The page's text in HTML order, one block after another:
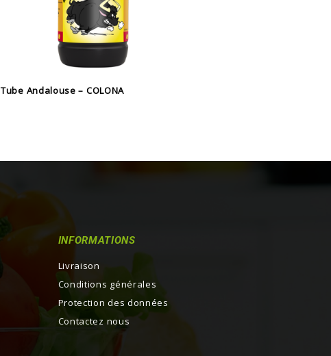
Tube Andalouse – COLONA
INFORMATIONS
Livraison
Conditions générales
Protection des données
Contactez nous